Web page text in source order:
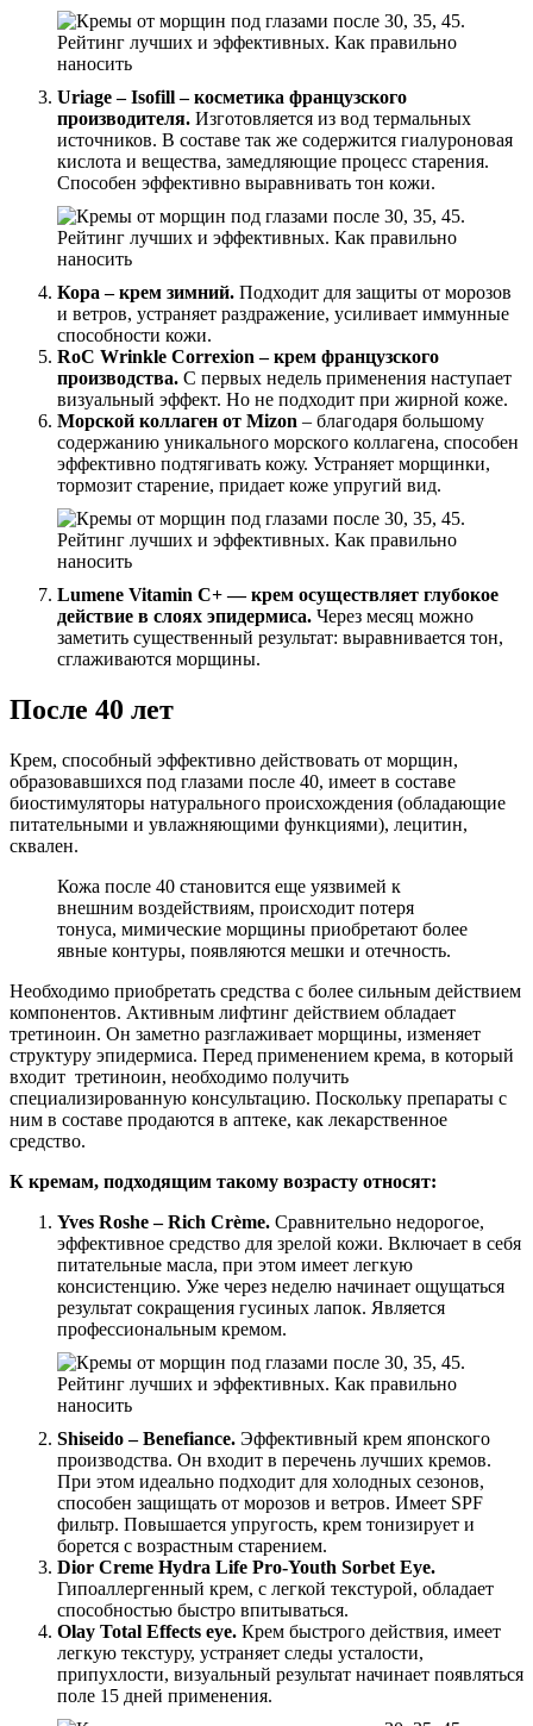
Uriage – Isofill – косметика французского
производителя. Изготовляется из вод термальных
источников. В составе так же содержится гиалуроновая
кислота и вещества, замедляющие процесс старения.
Способен эффективно выравнивать тон кожи.
Кора – крем зимний. Подходит для защиты от морозов
и ветров, устраняет раздражение, усиливает иммунные
способности кожи.
RoC Wrinkle Correxion – крем французского
производства. С первых недель применения наступает
визуальный эффект. Но не подходит при жирной коже.
Морской коллаген от Mizon – благодаря большому
содержанию уникального морского коллагена, способен
эффективно подтягивать кожу. Устраняет морщинки,
тормозит старение, придает коже упругий вид.
Lumene Vitamin C+ — крем осуществляет глубокое
действие в слоях эпидермиса. Через месяц можно
заметить существенный результат: выравнивается тон,
сглаживаются морщины.
После 40 лет
Крем, способный эффективно действовать от морщин,
образовавшихся под глазами после 40, имеет в составе
биостимуляторы натурального происхождения (обладающие
питательными и увлажняющими функциями), лецитин,
сквален.
Кожа после 40 становится еще уязвимей к
внешним воздействиям, происходит потеря
тонуса, мимические морщины приобретают более
явные контуры, появляются мешки и отечность.
Необходимо приобретать средства с более сильным действием
компонентов. Активным лифтинг действием обладает
третиноин. Он заметно разглаживает морщины, изменяет
структуру эпидермиса. Перед применением крема, в который
входит третиноин, необходимо получить
специализированную консультацию. Поскольку препараты с
ним в составе продаются в аптеке, как лекарственное
средство.
К кремам, подходящим такому возрасту относят:
Yves Roshe – Rich Crème. Сравнительно недорогое,
эффективное средство для зрелой кожи. Включает в себя
питательные масла, при этом имеет легкую
консистенцию. Уже через неделю начинает ощущаться
результат сокращения гусиных лапок. Является
профессиональным кремом.
Shiseido – Benefiance. Эффективный крем японского
производства. Он входит в перечень лучших кремов.
При этом идеально подходит для холодных сезонов,
способен защищать от морозов и ветров. Имеет SPF
фильтр. Повышается упругость, крем тонизирует и
борется с возрастным старением.
Dior Creme Hydra Life Pro-Youth Sorbet Eye.
Гипоаллергенный крем, с легкой текстурой, обладает
способностью быстро впитываться.
Olay Total Effects eye. Крем быстрого действия, имеет
легкую текстуру, устраняет следы усталости,
припухлости, визуальный результат начинает появляться
поле 15 дней применения.